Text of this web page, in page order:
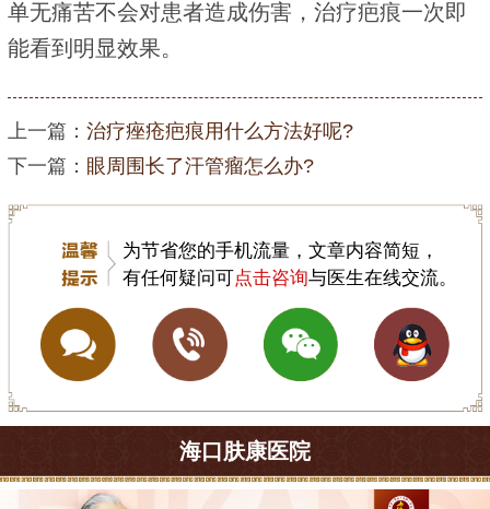
单无痛苦不会对患者造成伤害，治疗疤痕一次即
能看到明显效果。
上一篇： 治疗痤疮疤痕用什么方法好呢?
下一篇： 眼周围长了汗管瘤怎么办?
为节省您的手机流量，文章内容简短，
有任何疑问可点击咨询与医生在线交流。
海口肤康医院